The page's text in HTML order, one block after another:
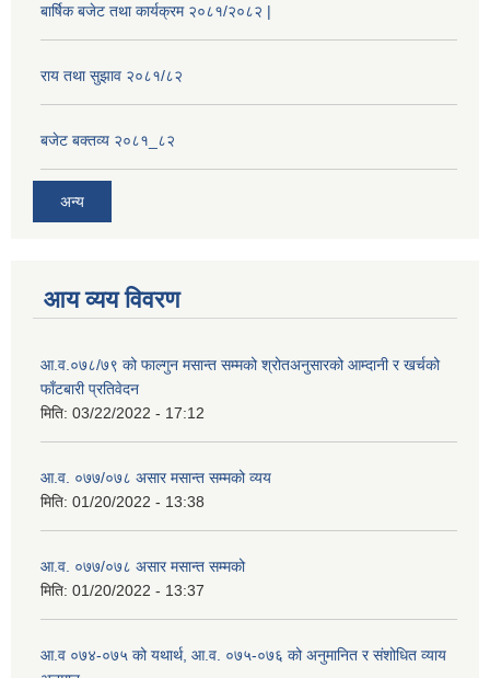
बार्षिक बजेट तथा कार्यक्रम २०८१/२०८२ |
राय तथा सुझाव २०८१/८२
बजेट बक्तव्य २०८१_८२
अन्य
आय व्यय विवरण
आ.व.०७८/७९ को फाल्गुन मसान्त सम्मको श्रोतअनुसारको आम्दानी र खर्चको
फाँटबारी प्रतिवेदन
मिति: 03/22/2022 - 17:12
आ.व. ०७७/०७८ असार मसान्त सम्मको व्यय
मिति: 01/20/2022 - 13:38
आ.व. ०७७/०७८ असार मसान्त सम्मको
मिति: 01/20/2022 - 13:37
आ.व ०७४-०७५ को यथार्थ, आ.व. ०७५-०७६ को अनुमानित र संशोधित व्याय